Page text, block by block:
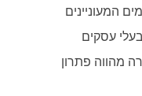
המעוניינים
עסקים
מהווה פתרון